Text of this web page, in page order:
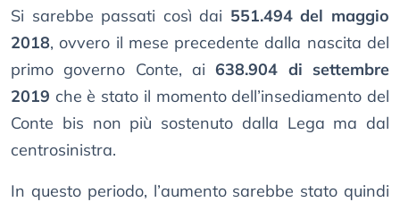
Si sarebbe passati così dai 551.494 del maggio
2018, ovvero il mese precedente dalla nascita del
primo governo Conte, ai638.904 di settembre
2019 che è stato il momento dell’insediamento del
Conte bis non più sostenuto dalla Lega ma dal
centrosinistra.
In questo periodo, l’aumento sarebbe stato quindi